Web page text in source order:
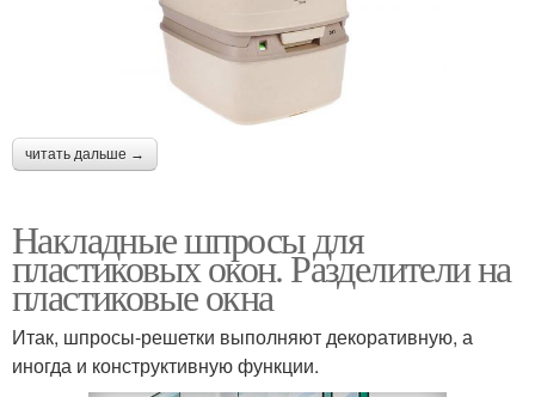
читать дальше →
Накладные шпросы для
пластиковых окон. Разделители на
пластиковые окна
Итак, шпросы-решетки выполняют декоративную, а
иногда и конструктивную функции.